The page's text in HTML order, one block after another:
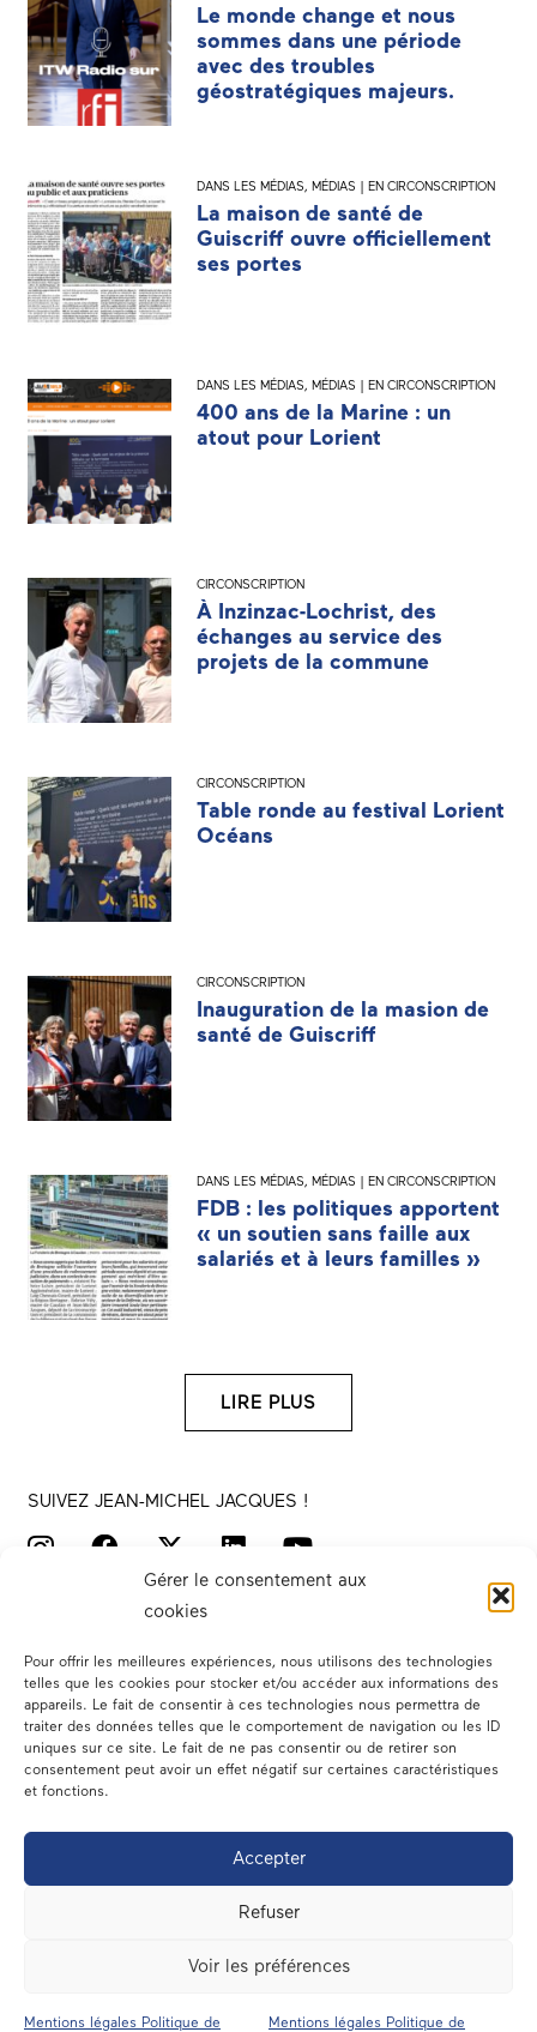
Gérer le consentement aux
cookies
Pour offrir les meilleures expériences, nous utilisons des technologies
telles que les cookies pour stocker et/ou accéder aux informations des
appareils. Le fait de consentir à ces technologies nous permettra de
traiter des données telles que le comportement de navigation ou les ID
uniques sur ce site. Le fait de ne pas consentir ou de retirer son
consentement peut avoir un effet négatif sur certaines caractéristiques
et fonctions.
Accepter
Refuser
Voir les préférences
Mentions légales Politique de Mentions légales Politique de
Le monde change et nous
sommes dans une période
avec des troubles
géostratégiques majeurs.
DANS LES MÉDIAS, MÉDIAS | EN CIRCONSCRIPTION
La maison de santé de
Guiscriff ouvre officiellement
ses portes
DANS LES MÉDIAS, MÉDIAS | EN CIRCONSCRIPTION
400 ans de la Marine : un
atout pour Lorient
CIRCONSCRIPTION
À Inzinzac-Lochrist, des
échanges au service des
projets de la commune
CIRCONSCRIPTION
Table ronde au festival Lorient
Océans
CIRCONSCRIPTION
Inauguration de la masion de
santé de Guiscriff
DANS LES MÉDIAS, MÉDIAS | EN CIRCONSCRIPTION
FDB : les politiques apportent
« un soutien sans faille aux
salariés et à leurs familles »
LIRE PLUS
SUIVEZ JEAN-MICHEL JACQUES !
Votre député
Dans les médias
En circonscription
A l’assemblée
Contact